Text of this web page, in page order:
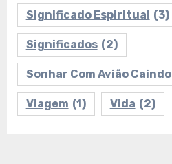
Significado Espiritual (3)
Significados (2)
Sonhar Com Avião Caindo
Viagem (1) Vida (2)